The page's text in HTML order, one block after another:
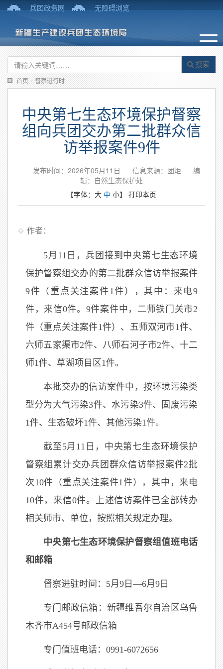
兵团政务网 无障碍浏览
搜索
首页 / 督察进行时
中央第七生态环境保护督察
组向兵团交办第二批群众信
访举报案件9件
发布时间：2026年05月11日 信息来源：团炬
编
辑：自然生态保护处
【字体： 大 中 小】 打印本页
作者：
5月11日，兵团接到中央第七生态环境
保护督察组交办的第二批群众信访举报案件
9件（重点关注案件1件），其中：来电9
件，来信0件。9件案件中，二师铁门关市2
件（重点关注案件1件）、五师双河市1件、
六师五家渠市2件、八师石河子市2件、十二
师1件、草湖项目区1件。
本批交办的信访案件中，按环境污染类
型分为大气污染3件、水污染3件、固废污染
1件、生态破坏1件、其他污染1件。
截至5月11日，中央第七生态环境保护
督察组累计交办兵团群众信访举报案件2批
次10件（重点关注案件1件），其中，来电
10件，来信0件。上述信访案件已全部转办
相关师市、单位，按照相关规定办理。
中央第七生态环境保护督察组值班电话
和邮箱
督察进驻时间：5月9日—6月9日
专门邮政信箱：新疆维吾尔自治区乌鲁
木齐市A454号邮政信箱
专门值班电话：0991-6072656